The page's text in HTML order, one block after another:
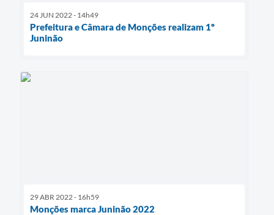
24 JUN 2022 - 14h49
Prefeitura e Câmara de Monções realizam 1º
Juninão
29 ABR 2022 - 16h59
Monções marca Juninão 2022